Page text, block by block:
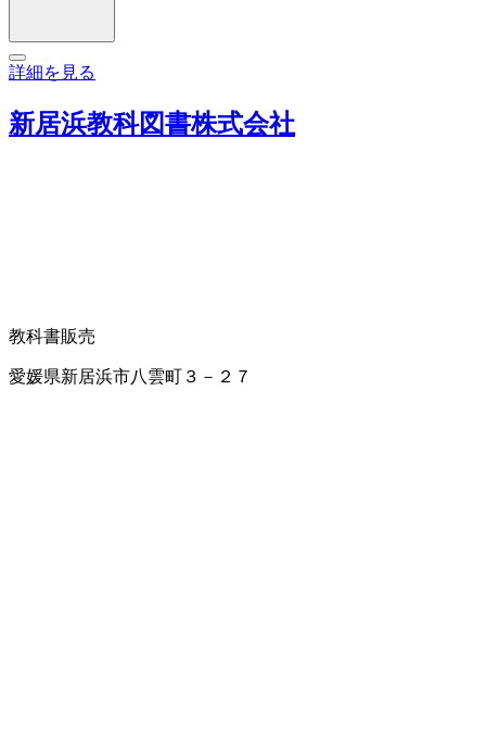
詳細を見る
新居浜教科図書株式会社
教科書販売
愛媛県新居浜市八雲町３－２７